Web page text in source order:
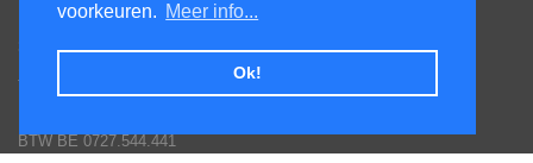
voorkeuren. Meer info...
Ok!
Honsdonkstraat 25A
3120 Tremelo
Tel. 016/60.93.00 - 0475/620.520
BTW BE 0727.544.441